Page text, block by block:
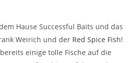
Hause Successful Baits und das
Weirich und der Red Spice Fish!
einige tolle Fische auf die